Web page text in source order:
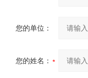
您的单位：
您的姓名：